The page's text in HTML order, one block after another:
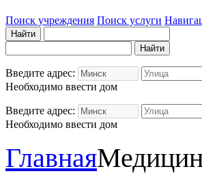
Поиск учреждения Поиск услуги
Введите адрес:
Необходимо ввести дом
Введите адрес:
Необходимо ввести дом
Главная